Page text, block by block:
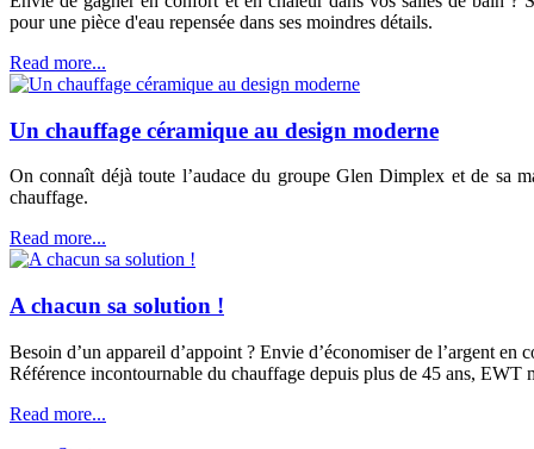
pour une pièce d'eau repensée dans ses moindres détails.
Read more...
Un chauffage céramique au design moderne
On connaît déjà toute l’audace du groupe Glen Dimplex et de sa
chauffage.
Read more...
A chacun sa solution !
Besoin d’un appareil d’appoint ? Envie d’économiser de l’argent en
Référence incontournable du chauffage depuis plus de 45 ans, EWT
Read more...